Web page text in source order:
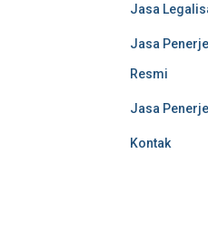
Jasa
Jasa
Resmi
Jasa
Kontak